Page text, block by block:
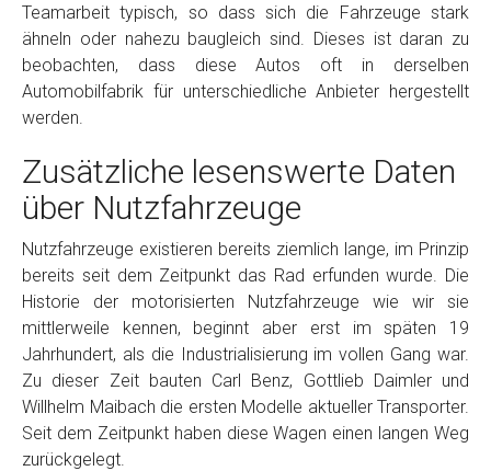
Teamarbeit typisch, so dass sich die Fahrzeuge stark
ähneln oder nahezu baugleich sind. Dieses ist daran zu
beobachten, dass diese Autos oft in derselben
Automobilfabrik für unterschiedliche Anbieter hergestellt
werden.
Zusätzliche lesenswerte Daten
über Nutzfahrzeuge
Nutzfahrzeuge existieren bereits ziemlich lange, im Prinzip
bereits seit dem Zeitpunkt das Rad erfunden wurde. Die
Historie der motorisierten Nutzfahrzeuge wie wir sie
mittlerweile kennen, beginnt aber erst im späten 19
Jahrhundert, als die Industrialisierung im vollen Gang war.
Zu dieser Zeit bauten Carl Benz, Gottlieb Daimler und
Willhelm Maibach die ersten Modelle aktueller Transporter.
Seit dem Zeitpunkt haben diese Wagen einen langen Weg
zurückgelegt.